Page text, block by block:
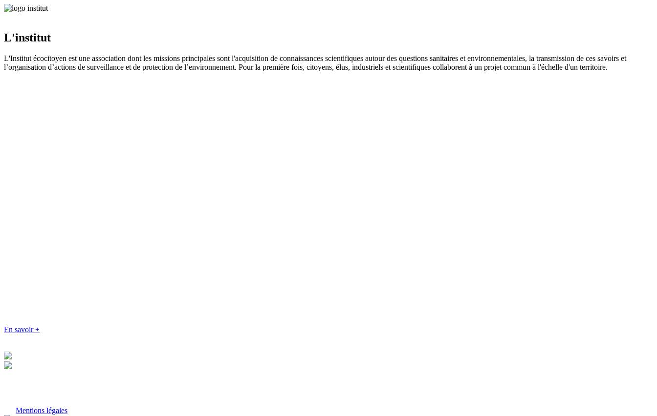
L'institut
L'Institut écocitoyen est une association dont les missions principales sont l'acquisition de connaissances scientifiques autour des questions sanitaires et environnementales, la transmission de ces savoirs et
l’organisation d’actions de surveillance et de protection de l’environnement. Pour la première fois, citoyens, élus, industriels et scientifiques collaborent à un projet commun à l'échelle d'un territoire.
En savoir +
Mentions légales